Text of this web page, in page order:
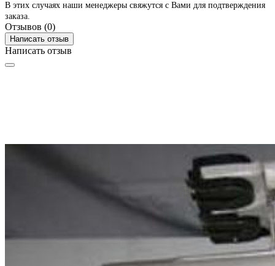
В этих случаях наши менеджеры свяжутся с Вами для подтверждения
заказа.
Отзывов (0)
Написать отзыв
Написать отзыв